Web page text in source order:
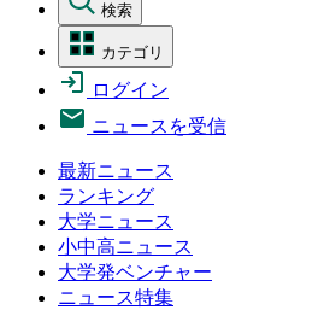
検索
カテゴリ
ログイン
ニュースを受信
最新ニュース
ランキング
大学ニュース
小中高ニュース
大学発ベンチャー
ニュース特集